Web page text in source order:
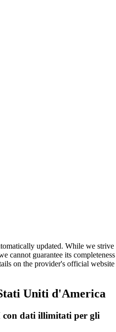
updated. While we strive
cannot guarantee its completeness
on the provider's official website
Uniti d'America
con dati illimitati per gli